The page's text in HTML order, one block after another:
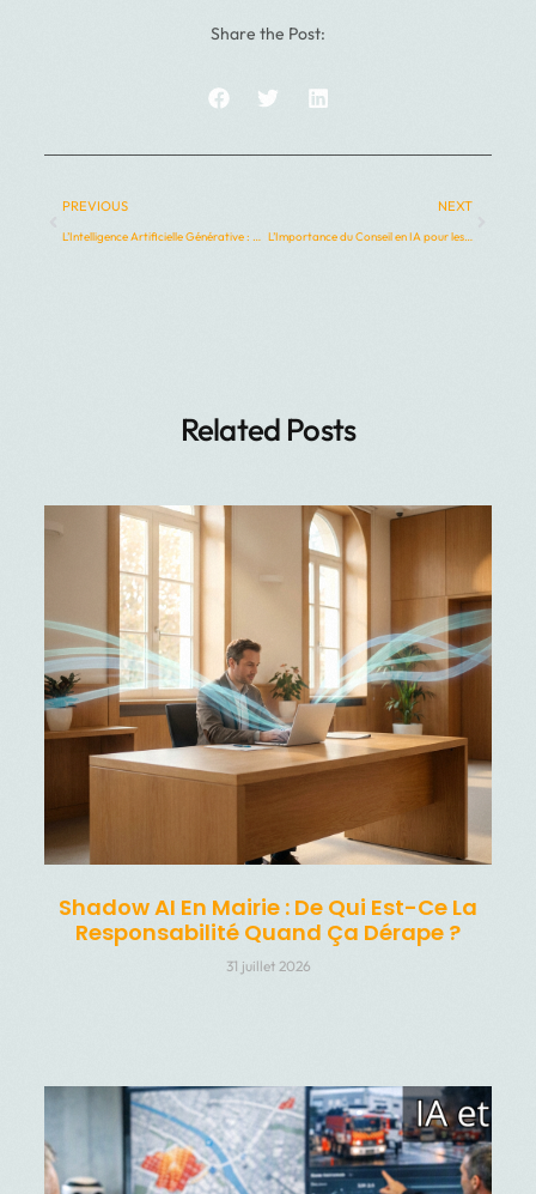
Share the Post:
PREVIOUS
L’Intelligence Artificielle Générative : Révolutionner le Marketing à Paris
NEXT
L’Importance du Conseil en IA pour les Entreprises
Related Posts
Shadow AI En Mairie : De Qui Est-Ce La
Responsabilité Quand Ça Dérape ?
31 juillet 2026